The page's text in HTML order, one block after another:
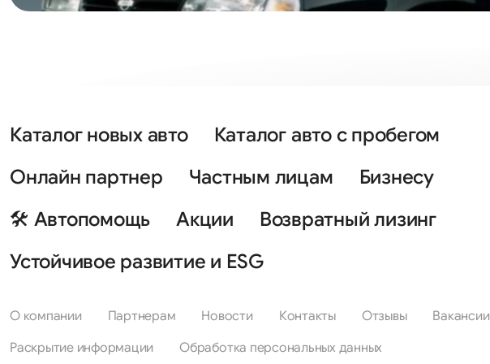
Каталог новых авто
Каталог авто с пробегом
Онлайн партнер
Частным лицам
Бизнесу
🛠 Автопомощь
Акции
Возвратный лизинг
Устойчивое развитие и ESG
О компании Партнерам Новости Контакты Отзывы
Вакансии
Раскрытие информации
Обработка персональных данных